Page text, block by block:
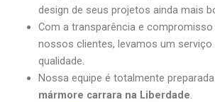
design de seus projetos ainda mais
Com a transparência e
nossos clientes, levamos um
qualidade.
Nossa equipe é totalmente
mármore carrara na Liberdade.